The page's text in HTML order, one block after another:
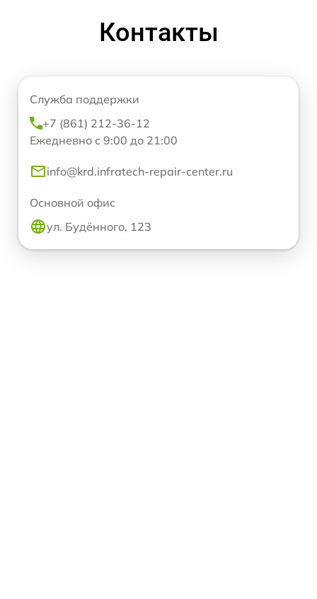
Контакты
Служба поддержки
+7 (861) 212-36-12
Ежедневно с 9:00 до 21:00
info@krd.infratech-repair-center.ru
Основной офис
ул. Будённого, 123